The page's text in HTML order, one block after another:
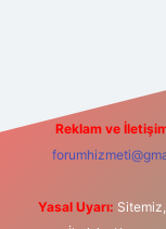
Reklam ve
Yasal Uyarı: